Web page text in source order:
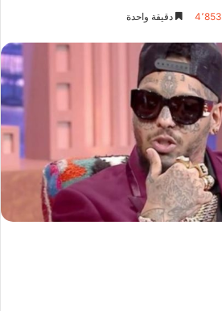
4٬853 دقيقة واحدة